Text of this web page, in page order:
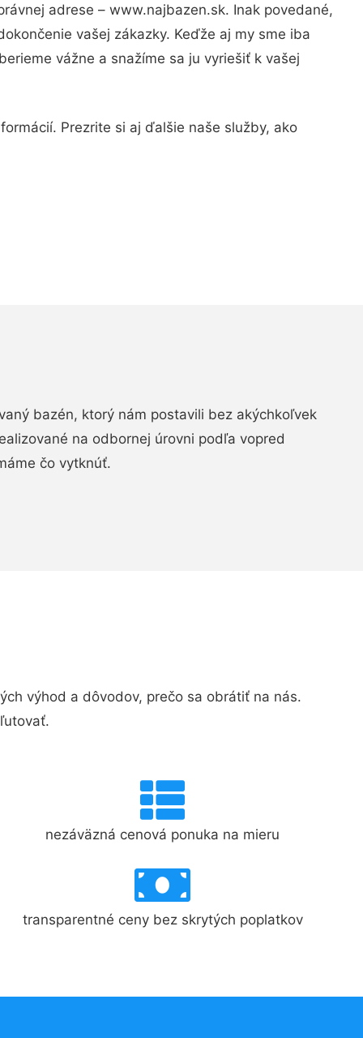
adrese – www.najbazen.sk. Inak povedané,
vašej zákazky. Keďže aj my sme iba
vážne a snažíme sa ju vyriešiť k vašej
Prezrite si aj ďalšie naše služby, ako
bazén, ktorý nám postavili bez akýchkoľvek
na odbornej úrovni podľa vopred
čo vytknúť.
výhod a dôvodov, prečo sa obrátiť na nás.
nezáväzná cenová ponuka na mieru
transparentné ceny bez skrytých poplatkov